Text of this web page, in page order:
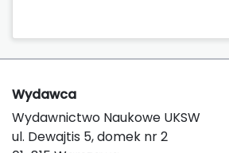
Wydawca
Wydawnictwo Naukowe UKSW
ul. Dewajtis 5, domek nr 2